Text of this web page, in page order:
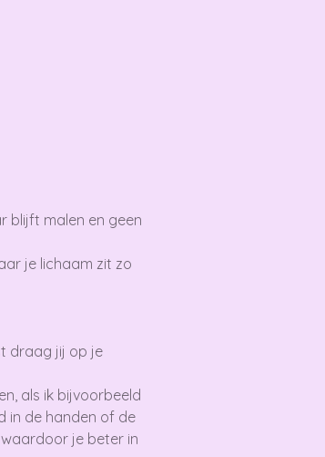
blijft malen en geen
je lichaam zit zo
draag jij op je
als ik bijvoorbeeld
in de handen of de
je beter in